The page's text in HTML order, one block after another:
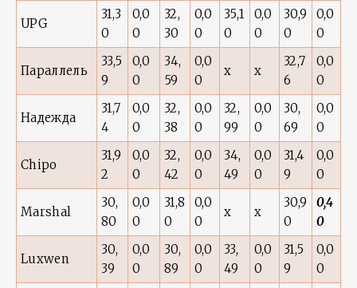
UPG
31,3
0
0,0
0
32,
30
0,0
0
35,1
0
0,0
0
30,9
0
0,0
0
Параллель
33,5
9
0,0
0
34,
59
0,0
0
x x
32,7
6
0,0
0
Надежда
31,7
4
0,0
0
32,
38
0,0
0
32,
99
0,0
0
30,
69
0,0
0
Chipo
31,9
2
0,0
0
32,
42
0,0
0
34,
49
0,0
0
31,4
9
0,0
0
Marshal
30,
80
0,0
0
31,8
0
0,0
0
x x
30,9
0
0,4
0
Luxwen
30,
39
0,0
0
30,
89
0,0
0
33,
49
0,0
0
31,5
9
0,0
0